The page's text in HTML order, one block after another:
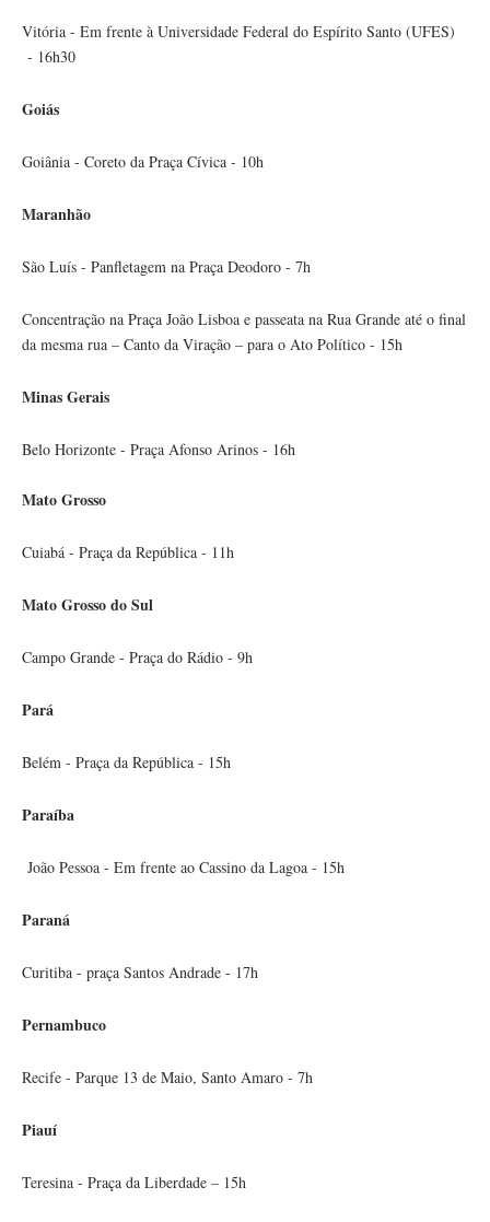
Vitória - Em frente à Universidade Federal do Espírito Santo (UFES)
- 16h30
Goiás
Goiânia - Coreto da Praça Cívica - 10h
Maranhão
São Luís - Panfletagem na Praça Deodoro - 7h
Concentração na Praça João Lisboa e passeata na Rua Grande até o final
da mesma rua – Canto da Viração – para o Ato Político - 15h
Minas Gerais
Belo Horizonte - Praça Afonso Arinos - 16h
Mato Grosso
Cuiabá - Praça da República - 11h
Mato Grosso do Sul
Campo Grande - Praça do Rádio - 9h
Pará
Belém - Praça da República - 15h
Paraíba
João Pessoa - Em frente ao Cassino da Lagoa - 15h
Paraná
Curitiba - praça Santos Andrade - 17h
Pernambuco
Recife - Parque 13 de Maio, Santo Amaro - 7h
Piauí
Teresina - Praça da Liberdade – 15h